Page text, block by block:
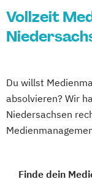
Vollzeit
Du willst
absolvieren? Wir
Niedersachsen
Finde dein